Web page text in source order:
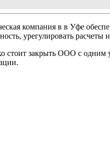
компания в в Уфе
урегулировать расчеты
стоит закрыть ООО с